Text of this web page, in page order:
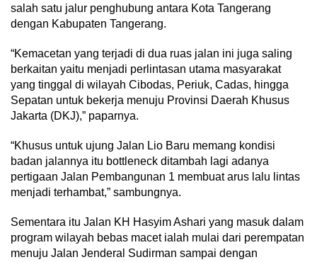
salah satu jalur penghubung antara Kota Tangerang
dengan Kabupaten Tangerang.
“Kemacetan yang terjadi di dua ruas jalan ini juga saling
berkaitan yaitu menjadi perlintasan utama masyarakat
yang tinggal di wilayah Cibodas, Periuk, Cadas, hingga
Sepatan untuk bekerja menuju Provinsi Daerah Khusus
Jakarta (DKJ),” paparnya.
“Khusus untuk ujung Jalan Lio Baru memang kondisi
badan jalannya itu bottleneck ditambah lagi adanya
pertigaan Jalan Pembangunan 1 membuat arus lalu lintas
menjadi terhambat,” sambungnya.
Sementara itu Jalan KH Hasyim Ashari yang masuk dalam
program wilayah bebas macet ialah mulai dari perempatan
menuju Jalan Jenderal Sudirman sampai dengan